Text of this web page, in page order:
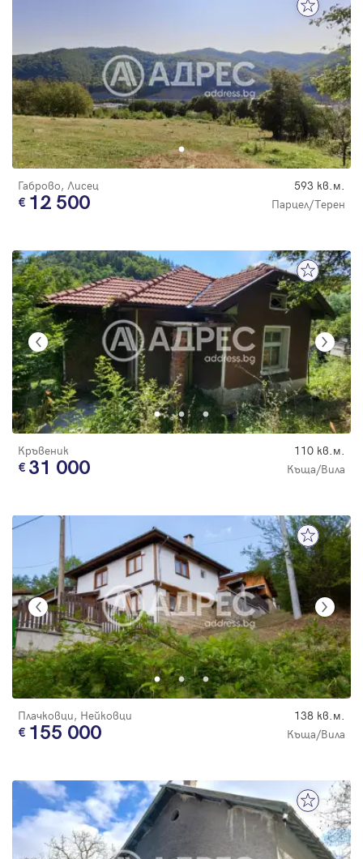
Габрово, Лисец 593 кв.м.
12 500 Парцел/Терен
Кръвеник 110 кв.м.
31 000 Къща/Вила
Плачковци, Нейковци 138 кв.м.
155 000 Къща/Вила